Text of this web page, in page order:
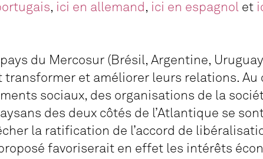
, ici en allemand , ici en espagnol et
du Mercosur (Brésil, Argentine,
transformer et améliorer leurs relations. Au
sociaux, des organisations de la
des deux côtés de l’Atlantique se
la ratification de l’accord de
favoriserait en effet les intérêts